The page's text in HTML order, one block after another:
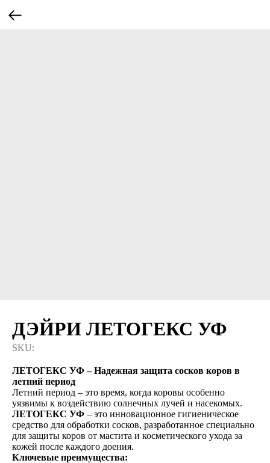
ДЭЙРИ ЛЕТОГЕКС УФ
SKU:
ЛЕТОГЕКС УФ – Надежная защита сосков коров в
летний период
Летний период – это время, когда коровы особенно
уязвимы к воздействию солнечных лучей и насекомых.
ЛЕТОГЕКС УФ – это инновационное гигиеническое
средство для обработки сосков, разработанное специально
для защиты коров от мастита и косметического ухода за
кожей после каждого доения.
Ключевые преимущества: